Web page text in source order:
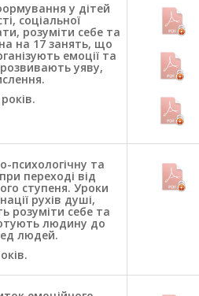
у дітей
соціальної
розуміти себе та
на 17 занять, що
емоції та
уяву,
психологічну та
переході від
ступеня. Уроки
рухів душі,
розуміти себе та
людину до
людей.